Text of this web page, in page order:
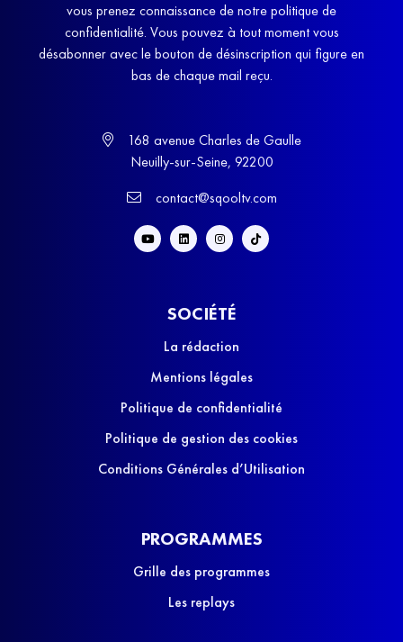
vous prenez connaissance de notre politique de
confidentialité. Vous pouvez à tout moment vous
désabonner avec le bouton de désinscription qui figure en
bas de chaque mail reçu.
168 avenue Charles de Gaulle
Neuilly-sur-Seine, 92200
contact@sqooltv.com
SOCIÉTÉ
La rédaction
Mentions légales
Politique de confidentialité
Politique de gestion des cookies
Conditions Générales d’Utilisation
PROGRAMMES
Grille des programmes
Les replays